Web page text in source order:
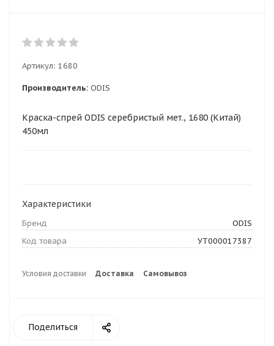
Артикул: 1680
Производитель: ODIS
Краска-спрей ODIS серебристый мет., 1680 (Китай)
450мл
Характеристики
Бренд
ODIS
Код товара
УТ000017387
Условия доставки Доставка Самовывоз
Поделиться